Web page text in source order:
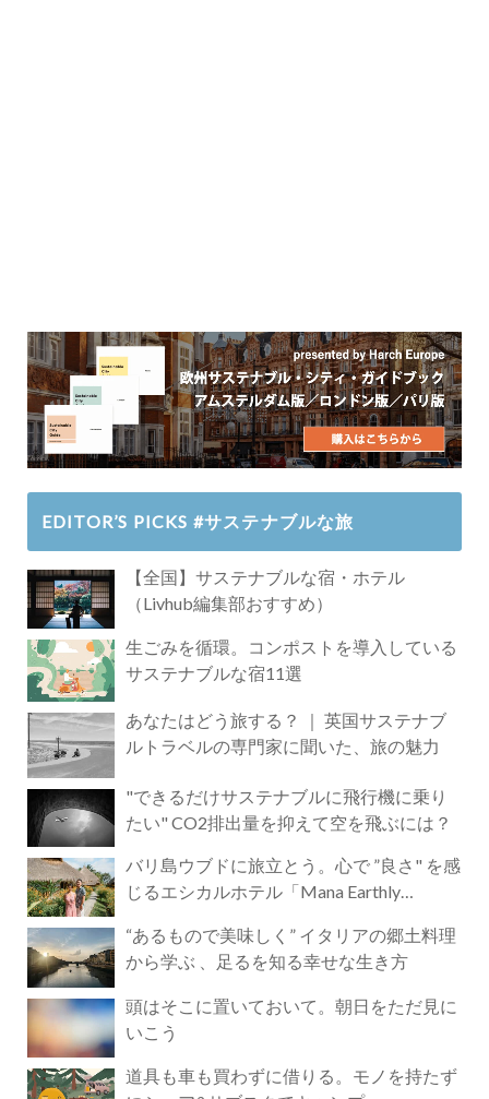
EDITOR’S PICKS #サステナブルな旅
【全国】サステナブルな宿・ホテル
（Livhub編集部おすすめ）
生ごみを循環。コンポストを導入している
サステナブルな宿11選
あなたはどう旅する？ ｜ 英国サステナブ
ルトラベルの専門家に聞いた、旅の魅力
"できるだけサステナブルに飛行機に乗り
たい" CO2排出量を抑えて空を飛ぶには？
バリ島ウブドに旅立とう。心で ”良さ" を感
じるエシカルホテル「Mana Earthly
“あるもので美味しく” イタリアの郷土料理
から学ぶ 、足るを知る幸せな生き方
頭はそこに置いておいて。朝日をただ見に
いこう
道具も車も買わずに借りる。モノを持たず